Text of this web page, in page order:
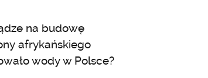
na budowę
afrykańskiego
wody w Polsce?